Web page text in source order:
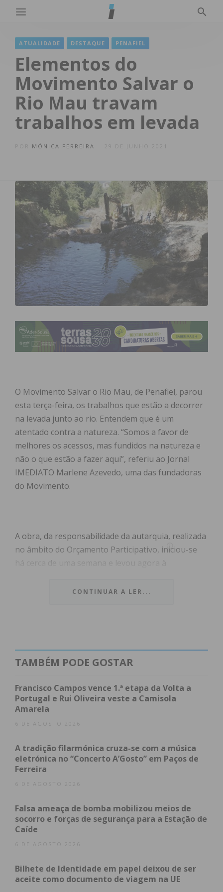
ATUALIDADE DESTAQUE PENAFIEL
Elementos do
Movimento Salvar o
Rio Mau travam
trabalhos em levada
MÓNICA FERREIRA
O Movimento Salvar o Rio Mau, de Penafiel, parou
esta terça-feira, os trabalhos que estão a decorrer
na levada junto ao rio. Entendem que é um
atentado contra a natureza. “Somos a favor de
melhores os acessos, mas fundidos na natureza e
não o que estão a fazer aqui”, referiu ao Jornal
IMEDIATO Marlene Azevedo, uma das fundadoras
do Movimento.
A obra, da responsabilidade da autarquia, realizada
no âmbito do Orçamento Participativo, iniciou-se
há cerca de uma semana e levou agora à
ambientalista que nasceu na freguesia para
obrigando a que o operador parasse o trabalho
Após o sucedido, o presidente da Junta de
Freguesia de Rio Mau, Manuel Silva, deslocou-se ao
local, procurando que os trabalhos fossem
duas da tarde regressava acompanhado e que as
máquinas iam voltam a trabalhar. E que teríamos
contou Marlene Azevedo.
Contactado pelo Jornal IMEDIATO, Manuel Silva
garantiu que as obras que estão a decorrer, têm
Mau, assim como retirar da mesma o lixo que ali se
foi acumulando. “Ninguém vai destruir a levada.
CONTINUAR A LER...
TAMBÉM PODE GOSTAR
Francisco Campos vence 1.ª etapa da Volta a
Portugal e Rui Oliveira veste a Camisola
Amarela
6 DE AGOSTO 2026
A tradição filarmónica cruza-se com a música
eletrónica no “Concerto A’Gosto” em Paços de
Ferreira
6 DE AGOSTO 2026
Falsa ameaça de bomba mobilizou meios de
socorro e forças de segurança para a Estação de
Caíde
6 DE AGOSTO 2026
Bilhete de Identidade em papel deixou de ser
aceite como documento de viagem na UE